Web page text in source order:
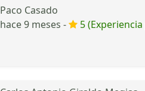
Paco Casado
hace 9 meses -
5